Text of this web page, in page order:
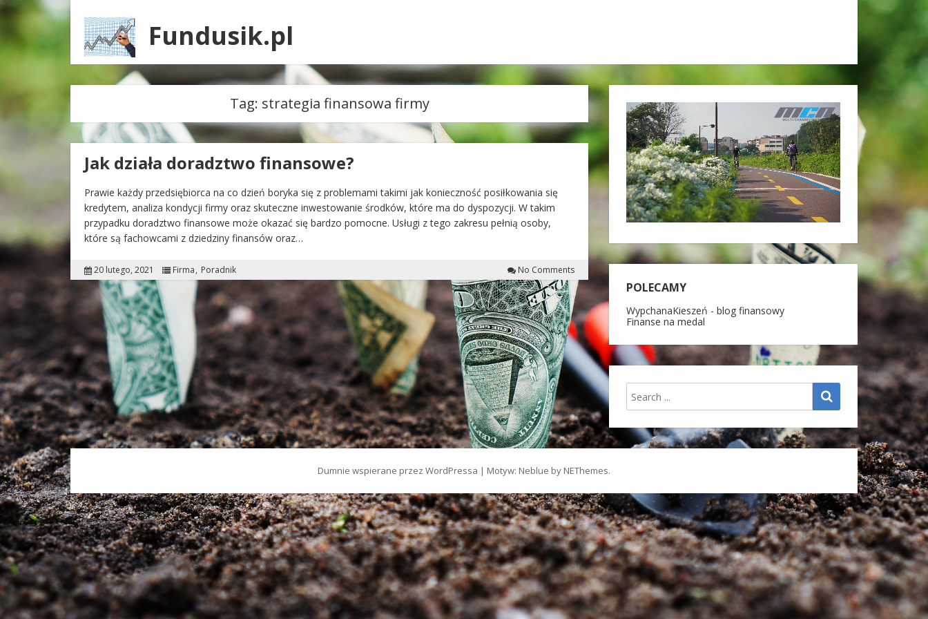
Fundusik.pl
Tag: strategia finansowa firmy
Jak działa doradztwo finansowe?
Prawie każdy przedsiębiorca na co dzień boryka się z problemami takimi jak konieczność posiłkowania się
kredytem, analiza kondycji firmy oraz skuteczne inwestowanie środków, które ma do dyspozycji. W takim
przypadku doradztwo finansowe może okazać się bardzo pomocne. Usługi z tego zakresu pełnią osoby,
które są fachowcami z dziedziny finansów oraz…
20 lutego, 2021 Firma Poradnik No Comments
POLECAMY
WypchanaKieszeń - blog finansowy
Finanse na medal
Dumnie wspierane przez WordPressa | Motyw: Neblue by NEThemes.